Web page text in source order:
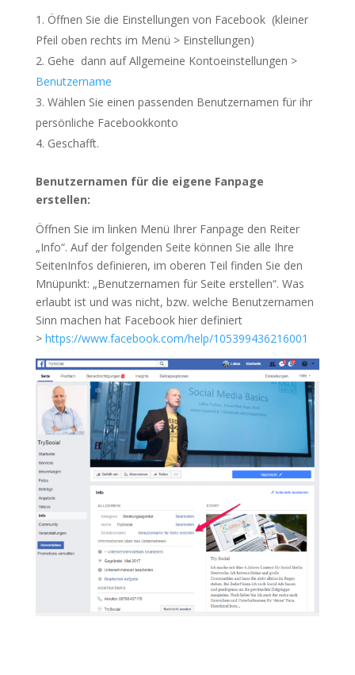
Öffnen Sie die Einstellungen von Facebook (kleiner
Pfeil oben rechts im Menü > Einstellungen)
Gehe dann auf Allgemeine Kontoeinstellungen >
Benutzername
Wählen Sie einen passenden Benutzernamen für ihr
persönliche Facebookkonto
Geschafft.
Benutzernamen für die eigene Fanpage
erstellen:
Öffnen Sie im linken Menü Ihrer Fanpage den Reiter
„Info“. Auf der folgenden Seite können Sie alle Ihre
SeitenInfos definieren, im oberen Teil finden Sie den
Mnüpunkt: „Benutzernamen für Seite erstellen“. Was
erlaubt ist und was nicht, bzw. welche Benutzernamen
Sinn machen hat Facebook hier definiert
> https://www.facebook.com/help/105399436216001